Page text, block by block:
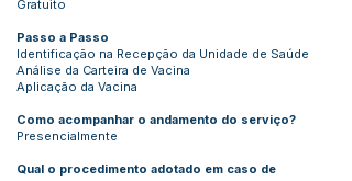
Gratuito
Passo a Passo
Identificação na Recepção da Unidade de Saúde
Análise da Carteira de Vacina
Aplicação da Vacina
Como acompanhar o andamento do serviço?
Presencialmente
Qual o procedimento adotado em caso de